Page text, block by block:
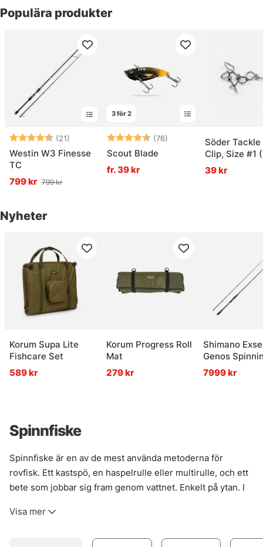
Populära produkter
Betyg: (21)
4.4 utav 5 stjärnor
Westin W3 Finesse
TC
799 kr 799 kr
3 för 2
Betyg: (76)
4.1 utav 5 stjärnor
Scout Blade
fr. 39 kr
Söder Tackle
Clip, Size #1
pack)
39 kr
Nyheter
Korum Supa Lite
Fishcare Set
589 kr
Korum Progress Roll
Mat
279 kr
Shimano
Genos
7999 kr
Spinnfiske
Spinnfiske är en av de mest använda metoderna för
rovfisk. Ett kastspö, en haspelrulle eller multirulle, och ett
bete som jobbar sig fram genom vattnet. Enkelt på ytan. I
lever — när fart, paus, djup och val av bete får spela ihop.
Visa mer